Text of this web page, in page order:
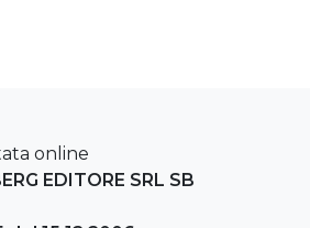
online
EDITORE SRL SB